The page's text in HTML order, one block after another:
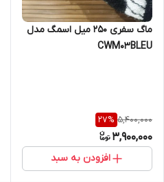
ماگ سفری 250 میل اسمگ مدل
CWM03BLEU
5,400,000
27%
3,900,000
افزودن به سبد